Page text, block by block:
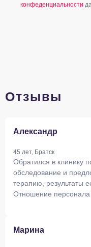
конфеденциальности
Отзывы
Александр
45 лет, Братск
Обратился в клинику
обследование и
терапию, результаты
Отношение
Марина